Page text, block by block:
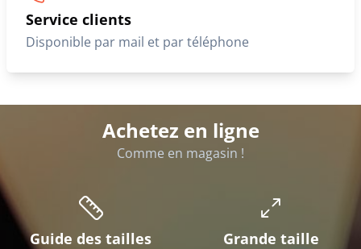
Service clients
Disponible par mail et par téléphone
Achetez en ligne
Comme en magasin !
Guide des tailles Grande taille